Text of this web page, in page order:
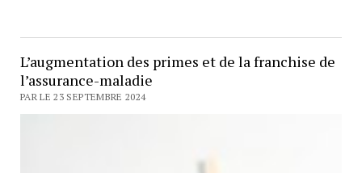
L’augmentation des primes et de la franchise de
l’assurance-maladie
PAR LE 23 SEPTEMBRE 2024